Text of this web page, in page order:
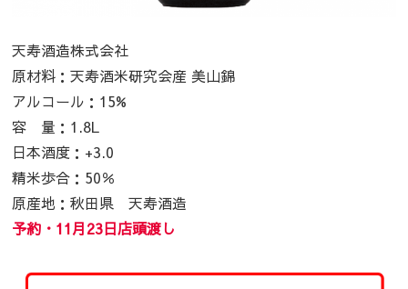
天寿酒造株式会社
原材料：天寿酒米研究会産 美山錦
アルコール：15%
容 量：1.8L
日本酒度：+3.0
精米歩合：50％
原産地：秋田県 天寿酒造
予約・ 11月23日店頭渡し